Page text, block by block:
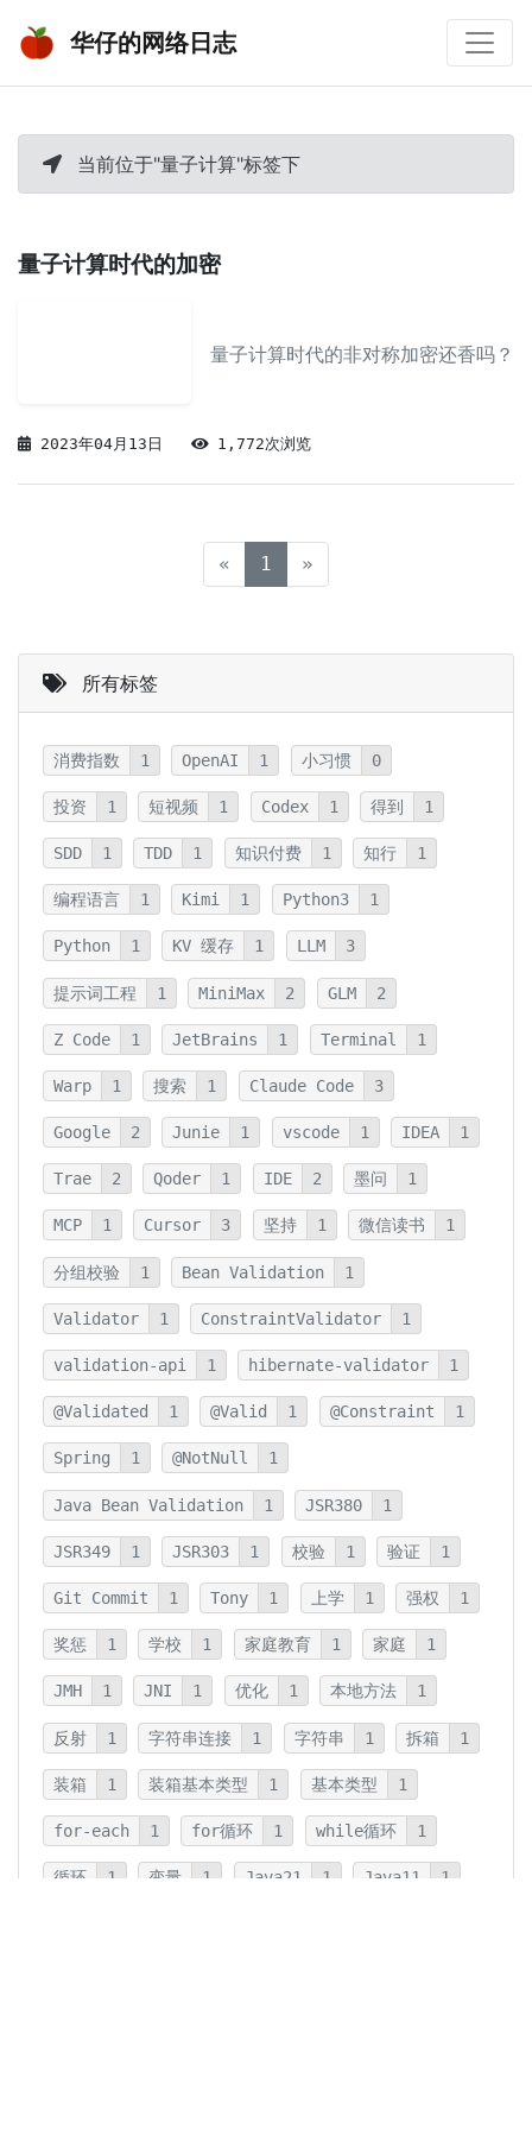
华仔的网络日志
当前位于"量子计算"标签下
量子计算时代的加密
量子计算时代的非对称加密还香吗？
2023年04月13日 1,772次浏览
« 1 (current)
»
所有标签
消费指数 1 OpenAI 1 小习惯 0
投资 1 短视频 1 Codex 1 得到 1
SDD 1 TDD 1 知识付费 1 知行 1
编程语言 1 Kimi 1 Python3 1
Python 1 KV 缓存 1 LLM 3
提示词工程 1 MiniMax 2 GLM 2
Z Code 1 JetBrains 1 Terminal 1
Warp 1 搜索 1 Claude Code 3
Google 2 Junie 1 vscode 1 IDEA 1
Trae 2 Qoder 1 IDE 2 墨问 1
MCP 1 Cursor 3 坚持 1 微信读书 1
分组校验 1 Bean Validation 1
Validator 1 ConstraintValidator 1
validation-api 1 hibernate-validator 1
@Validated 1 @Valid 1 @Constraint 1
Spring 1 @NotNull 1
Java Bean Validation 1 JSR380 1
JSR349 1 JSR303 1 校验 1 验证 1
Git Commit 1 Tony 1 上学 1 强权 1
奖惩 1 学校 1 家庭教育 1 家庭 1
JMH 1 JNI 1 优化 1 本地方法 1
反射 1 字符串连接 1 字符串 1 拆箱 1
装箱 1 装箱基本类型 1 基本类型 1
for-each 1 for循环 1 while循环 1
循环 1 变量 1 Java21 1 Java11 1